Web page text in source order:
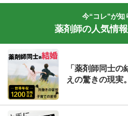
今“コレ”が知
薬剤師の人気情
「薬剤師同士
えの驚きの現実。